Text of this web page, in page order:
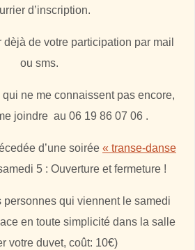
d’inscription.
dèjà de votre participation par mail
ou sms.
ne me connaissent pas encore,
joindre au 06 19 86 07 06 .
d’une soirée « transe-danse
5 : Ouverture et fermeture !
personnes qui viennent le samedi
en toute simplicité dans la salle
votre duvet, coût: 10€)